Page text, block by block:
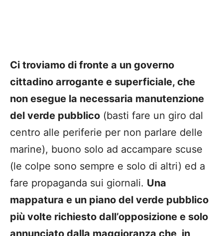
Ci troviamo di fronte a un governo
cittadino arrogante e superficiale, che
non esegue la necessaria manutenzione
del verde pubblico (basti fare un giro dal
centro alle periferie per non parlare delle
marine), buono solo ad accampare scuse
(le colpe sono sempre e solo di altri) ed a
fare propaganda sui giornali. Una
mappatura e un piano del verde pubblico
più volte richiesto dall’opposizione e solo
annunciato dalla maggioranza che, in